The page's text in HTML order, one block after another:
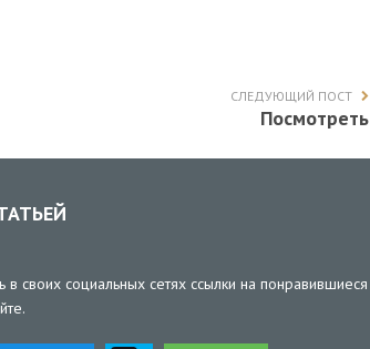
СЛЕДУЮЩИЙ ПОСТ
Посмотреть
своих социальных сетях ссылки на понравившиеся